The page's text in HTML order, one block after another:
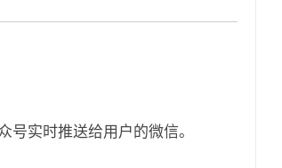
实时推送给用户的微信。